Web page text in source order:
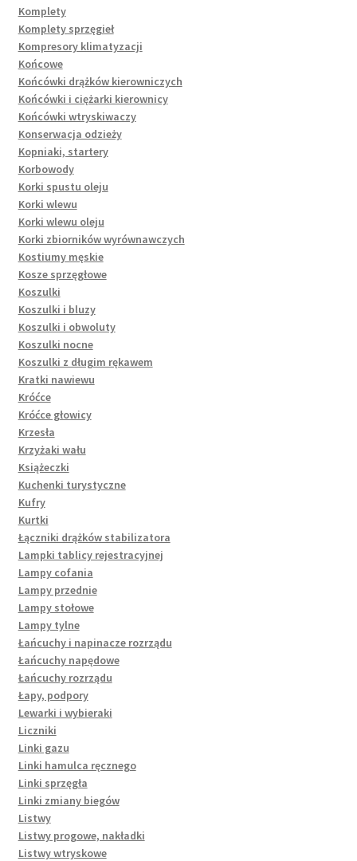
Komplety
Komplety sprzęgieł
Kompresory klimatyzacji
Końcowe
Końcówki drążków kierowniczych
Końcówki i ciężarki kierownicy
Końcówki wtryskiwaczy
Konserwacja odzieży
Kopniaki, startery
Korbowody
Korki spustu oleju
Korki wlewu
Korki wlewu oleju
Korki zbiorników wyrównawczych
Kostiumy męskie
Kosze sprzęgłowe
Koszulki
Koszulki i bluzy
Koszulki i obwoluty
Koszulki nocne
Koszulki z długim rękawem
Kratki nawiewu
Króćce
Króćce głowicy
Krzesła
Krzyżaki wału
Książeczki
Kuchenki turystyczne
Kufry
Kurtki
Łączniki drążków stabilizatora
Lampki tablicy rejestracyjnej
Lampy cofania
Lampy przednie
Lampy stołowe
Lampy tylne
Łańcuchy i napinacze rozrządu
Łańcuchy napędowe
Łańcuchy rozrządu
Łapy, podpory
Lewarki i wybieraki
Liczniki
Linki gazu
Linki hamulca ręcznego
Linki sprzęgła
Linki zmiany biegów
Listwy
Listwy progowe, nakładki
Listwy wtryskowe